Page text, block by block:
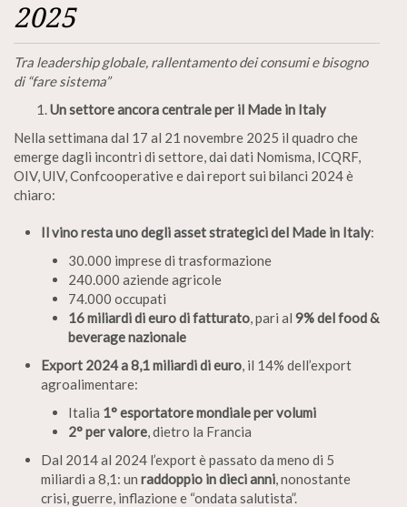
2025
Tra leadership globale, rallentamento dei consumi e bisogno
di “fare sistema”
Un settore ancora centrale per il Made in Italy
Nella settimana dal 17 al 21 novembre 2025 il quadro che
emerge dagli incontri di settore, dai dati Nomisma, ICQRF,
OIV, UIV, Confcooperative e dai report sui bilanci 2024 è
chiaro:
Il vino resta uno degli asset strategici del Made in Italy:
30.000 imprese di trasformazione
240.000 aziende agricole
74.000 occupati
16 miliardi di euro di fatturato, pari al 9% del food &
beverage nazionale
Export 2024 a 8,1 miliardi di euro, il 14% dell’export
agroalimentare:
Italia 1° esportatore mondiale per volumi
2° per valore, dietro la Francia
Dal 2014 al 2024 l’export è passato da meno di 5
miliardi a 8,1: un raddoppio in dieci anni, nonostante
crisi, guerre, inflazione e “ondata salutista”.